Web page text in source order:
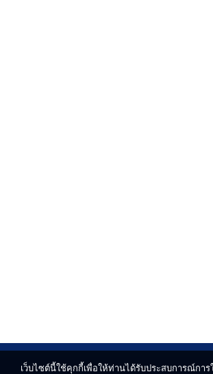
เว็บไซต์นี้ใช้คุกกี้เพื่อให้ท่านได้รับประสบการณ์การ